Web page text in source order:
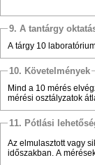
9. A tantárgy
A tárgy 10
10. Követelmények
Mind a 10 mérés
mérési osztályzatok
11. Pótlási
Az elmulasztott vagy
időszakban. A